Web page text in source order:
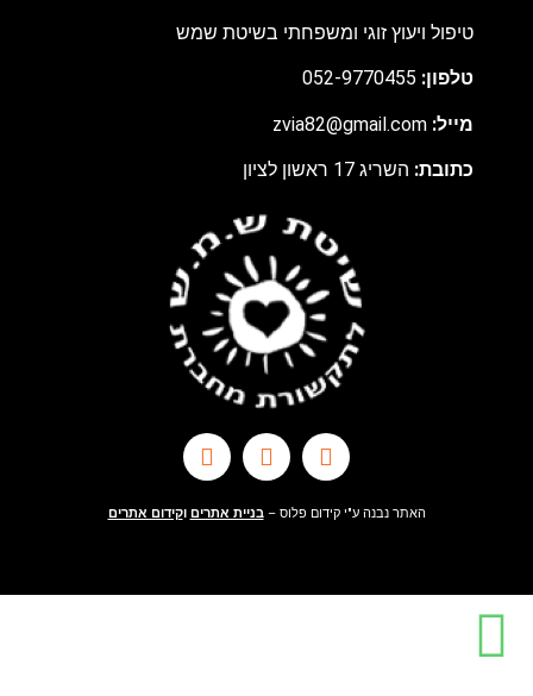
טיפול ויעוץ זוגי ומשפחתי בשיטת שמש
טלפון:
מייל:
כתובת: השריג 17 ראשון לציון
האתר נבנה ע"י קידום פלוס –בניית אתרים וקידום אתרים